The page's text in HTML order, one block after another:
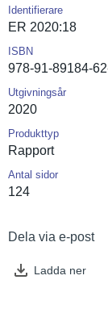
Identifierare
ER 2020:18
ISBN
978-91-89184-
Utgivningsår
2020
Produkttyp
Rapport
Antal sidor
124
Dela via e-post
Ladda ner